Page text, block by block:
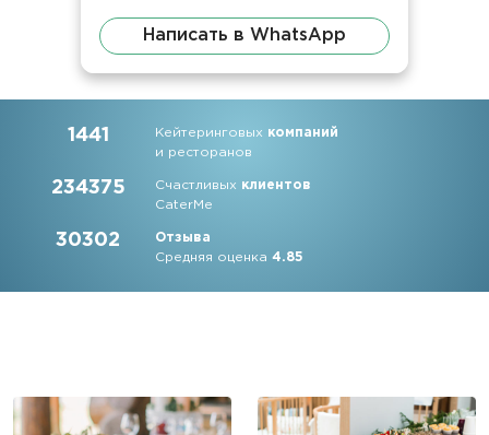
Написать в WhatsApp
1441 Кейтеринговых компаний
и ресторанов
234375 Счастливых клиентов
CaterMe
30302
Отзыва
Средняя оценка4.85